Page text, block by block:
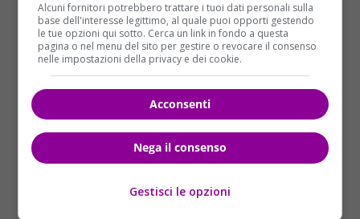
Alcuni fornitori potrebbero trattare i tuoi dati personali sulla
base dell'interesse legittimo, al quale puoi opporti gestendo
le tue opzioni qui sotto. Cerca un link in fondo a questa
pagina o nel menu del sito per gestire o revocare il consenso
nelle impostazioni della privacy e dei cookie.
Acconsenti
Nega il consenso
Gestisci le opzioni